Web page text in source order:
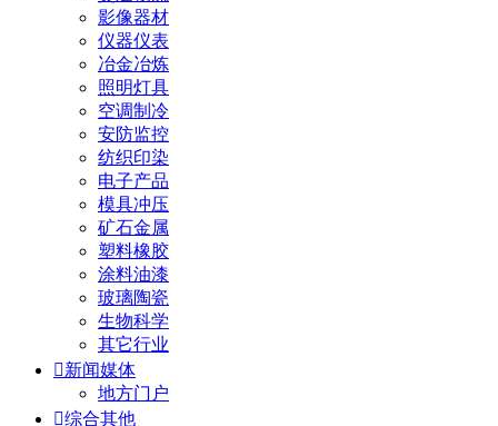
影像器材
仪器仪表
冶金冶炼
照明灯具
空调制冷
安防监控
纺织印染
电子产品
模具冲压
矿石金属
塑料橡胶
涂料油漆
玻璃陶瓷
生物科学
其它行业
新闻媒体
地方门户
综合其他